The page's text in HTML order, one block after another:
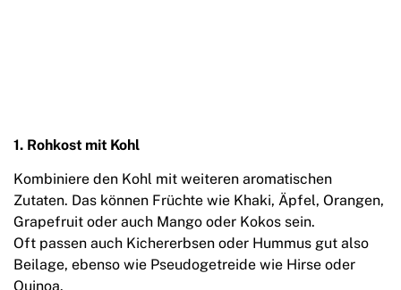
1. Rohkost mit Kohl
Kombiniere den Kohl mit weiteren aromatischen
Zutaten. Das können Früchte wie Khaki, Äpfel, Orangen,
Grapefruit oder auch Mango oder Kokos sein.
Oft passen auch Kichererbsen oder Hummus gut also
Beilage, ebenso wie Pseudogetreide wie Hirse oder
Quinoa.